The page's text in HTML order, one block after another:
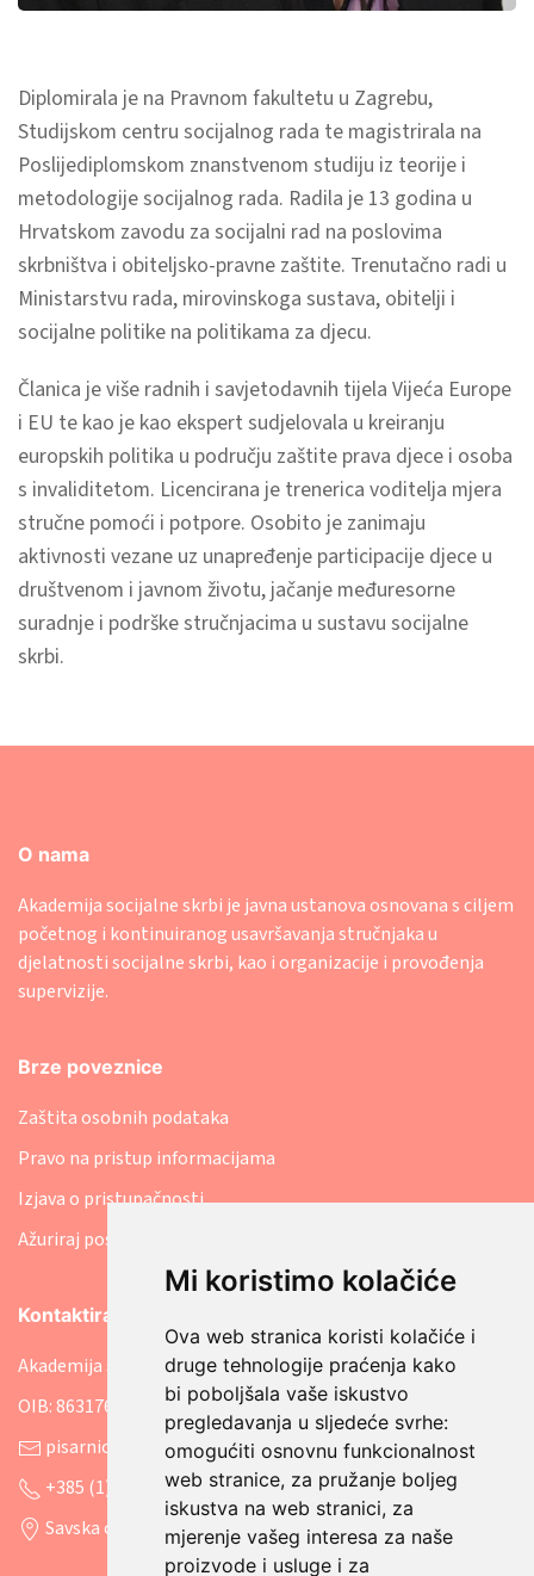
Mi koristimo kolačiće
Ova web stranica koristi kolačiće i
druge tehnologije praćenja kako
bi poboljšala vaše iskustvo
pregledavanja u sljedeće svrhe:
omogućiti osnovnu funkcionalnost
web stranice, za pružanje boljeg
iskustva na web stranici, za
mjerenje vašeg interesa za naše
proizvode i usluge i za
Diplomirala je na Pravnom fakultetu u Zagrebu,
Studijskom centru socijalnog rada te magistrirala na
Poslijediplomskom znanstvenom studiju iz teorije i
metodologije socijalnog rada. Radila je 13 godina u
Hrvatskom zavodu za socijalni rad na poslovima
skrbništva i obiteljsko-pravne zaštite. Trenutačno radi u
Ministarstvu rada, mirovinskoga sustava, obitelji i
socijalne politike na politikama za djecu.
Članica je više radnih i savjetodavnih tijela Vijeća Europe
i EU te kao je kao ekspert sudjelovala u kreiranju
europskih politika u području zaštite prava djece i osoba
s invaliditetom. Licencirana je trenerica voditelja mjera
stručne pomoći i potpore. Osobito je zanimaju
aktivnosti vezane uz unapređenje participacije djece u
društvenom i javnom životu, jačanje međuresorne
suradnje i podrške stručnjacima u sustavu socijalne
skrbi.
O nama
Akademija socijalne skrbi je javna ustanova osnovana s ciljem
početnog i kontinuiranog usavršavanja stručnjaka u
djelatnosti socijalne skrbi, kao i organizacije i provođenja
supervizije.
Brze poveznice
Zaštita osobnih podataka
Pravo na pristup informacijama
Izjava o pristupačnosti
Ažuriraj postavke kolačića
Kontaktirajte nas
Akademija socijalne skrbi
OIB: 86317641207
pisarnica@asosk.hr
+385 (1) 8888 542
Savska cesta 106, 10000 Zagreb